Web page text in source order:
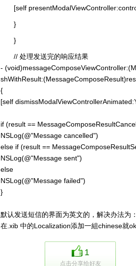
[self
}
}
// 处理发送完的响应结果
-
{
[self
if (result ==
NSLog(@"Message cancelled")
else if (result ==
NSLog(@"Message sent")
else
NSLog(@"Message failed")
}
默认发送短信的界面为英文的，解决办法为：
在.xib 中的Localization添加一組chinese就
1
点击分享给好友